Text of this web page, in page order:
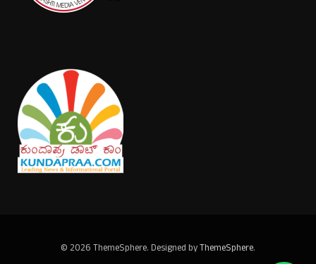
© 2026 ThemeSphere. Designed byThemeSphere.